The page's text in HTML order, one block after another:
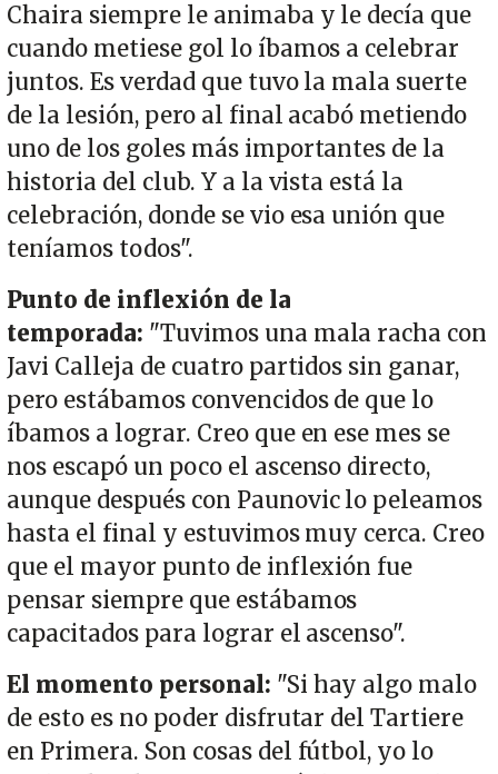
Chaira siempre le animaba y le decía que
cuando metiese gol lo íbamos a celebrar
juntos. Es verdad que tuvo la mala suerte
de la lesión, pero al final acabó metiendo
uno de los goles más importantes de la
historia del club. Y a la vista está la
celebración, donde se vio esa unión que
teníamos todos".
Punto de inflexión de la
temporada: "Tuvimos una mala racha con
Javi Calleja de cuatro partidos sin ganar,
pero estábamos convencidos de que lo
íbamos a lograr. Creo que en ese mes se
nos escapó un poco el ascenso directo,
aunque después con Paunovic lo peleamos
hasta el final y estuvimos muy cerca. Creo
que el mayor punto de inflexión fue
pensar siempre que estábamos
capacitados para lograr el ascenso".
El momento personal: "Si hay algo malo
de esto es no poder disfrutar del Tartiere
en Primera. Son cosas del fútbol, yo lo